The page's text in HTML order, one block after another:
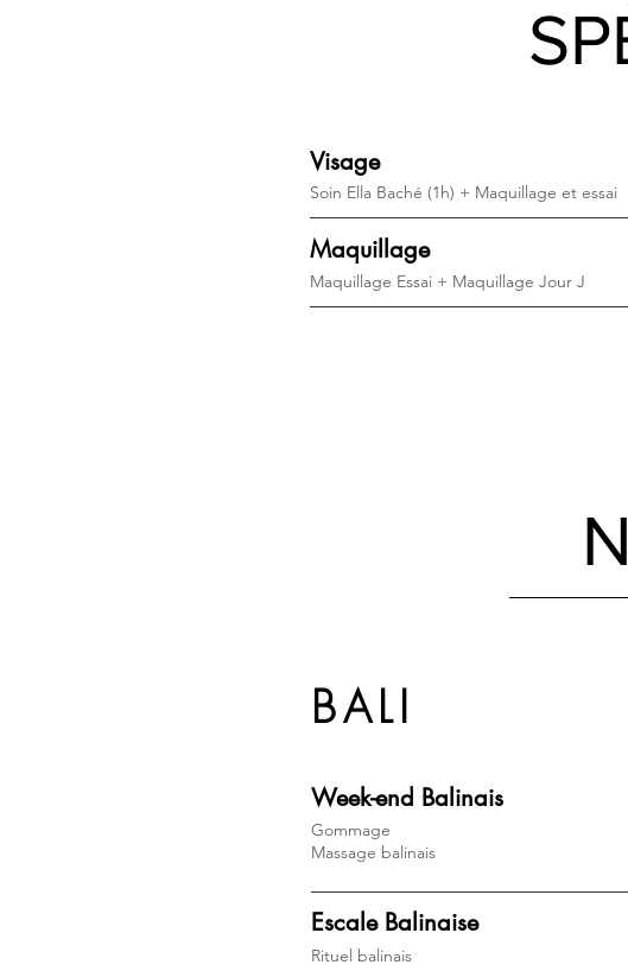
Visage
Soin Ella Baché (1h) + Maquillage et essai
Maquillage
Maquillage Essai + Maquillage Jour J
BALI
Week-end Balinais
Gommage
Massage balinais
Escale Balinaise
Rituel balinais